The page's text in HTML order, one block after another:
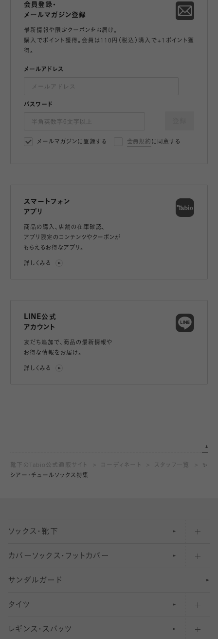
会員登録・
メールマガジン登録
最新情報や限定クーポンをお届け。
購入でポイント獲得。会員は110円（税込）購入で+1ポイント獲
得。
メールアドレス
パスワード
メールマガジンに登録する 会員規約 に同意する
スマートフォン
アプリ
商品の購入、店舗の在庫確認、
アプリ限定のコンテンツやクーポンが
もらえるお得なアプリ。
詳しくみる
LINE公式
アカウント
友だち追加で、 商品の最新情報や
お得な情報をお届け。
詳しくみる
靴下のTabio公式通販サイト コーディネート スタッフ一覧
✨
シアー・チュールソックス特集
ソックス・靴下
五本指ソックス・靴下
足袋ソックス・靴下
無地・プレーンソックス・靴下
柄ソックス・靴下
カバーソックス・フットカバー
フットカバー・カバーソックス（深め）
フットカバー・カバーソックス（ふつう）
フットカバー・カバーソックス（浅め）
サンダルガード
タイツ
30デニール以下のタイツ（薄手タイツ）
レギンス・スパッツ